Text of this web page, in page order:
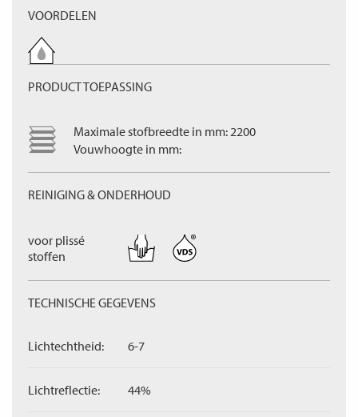
VOORDELEN
PRODUCT TOEPASSING
Maximale stofbreedte in mm: 2200
Vouwhoogte in mm:
REINIGING & ONDERHOUD
voor plissé
stoffen
TECHNISCHE GEGEVENS
Lichtechtheid: 6-7
Lichtreflectie: 44%